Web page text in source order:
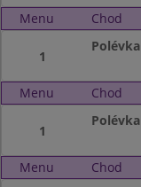
Menu Chod
1
Polévka
Menu Chod
1
Polévka
Menu Chod